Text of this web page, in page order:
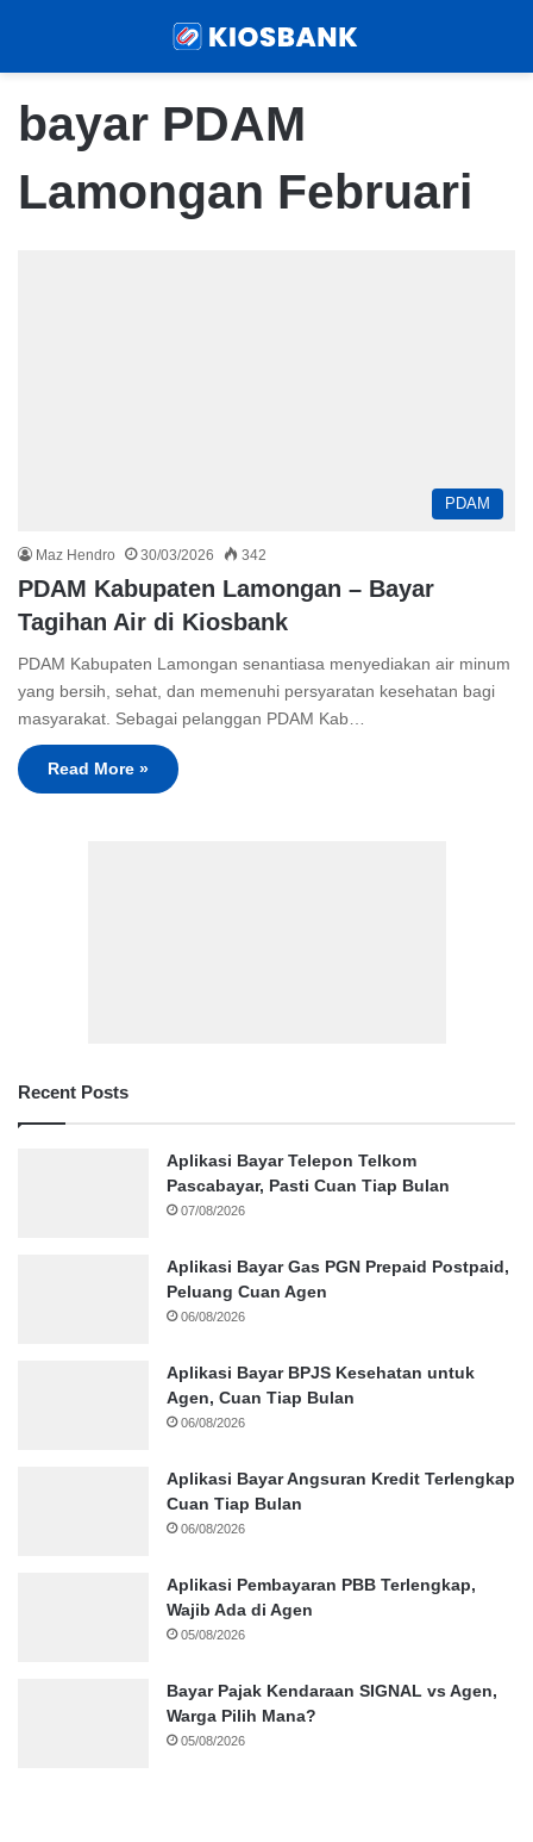
bayar PDAM
Lamongan Februari
PDAM
Maz Hendro 30/03/2026 342
PDAM Kabupaten Lamongan – Bayar
Tagihan Air di Kiosbank
PDAM Kabupaten Lamongan senantiasa menyediakan air minum
yang bersih, sehat, dan memenuhi persyaratan kesehatan bagi
masyarakat. Sebagai pelanggan PDAM Kab…
Read More »
Recent Posts
Aplikasi Bayar Telepon Telkom
Pascabayar, Pasti Cuan Tiap Bulan
07/08/2026
Aplikasi Bayar Gas PGN Prepaid Postpaid,
Peluang Cuan Agen
06/08/2026
Aplikasi Bayar BPJS Kesehatan untuk
Agen, Cuan Tiap Bulan
06/08/2026
Aplikasi Bayar Angsuran Kredit Terlengkap
Cuan Tiap Bulan
06/08/2026
Aplikasi Pembayaran PBB Terlengkap,
Wajib Ada di Agen
05/08/2026
Bayar Pajak Kendaraan SIGNAL vs Agen,
Warga Pilih Mana?
05/08/2026